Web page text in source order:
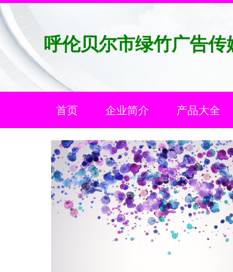
呼伦贝尔市绿竹广告传
首页 企业简介 产品大全